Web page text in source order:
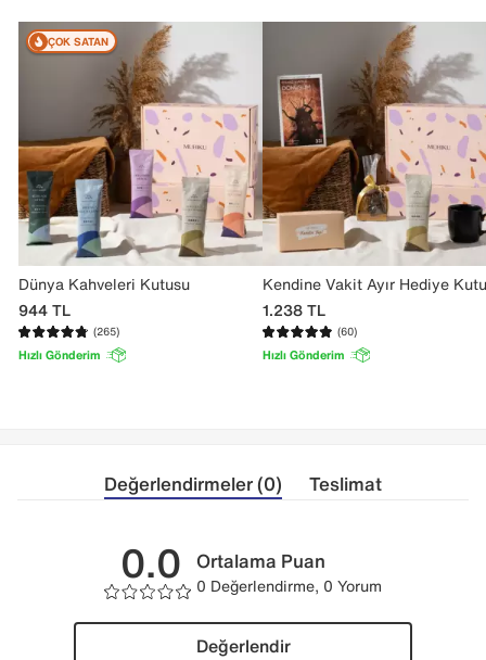
Dünya Kahveleri Kutusu
944TL
(265)
Hızlı Gönderim
ÇOK SATAN
Kendine Vakit Ayır Hediye
1.238TL
(60)
Hızlı Gönderim
Değerlendirmeler (0) Teslimat
0.0 Ortalama Puan
0 Değerlendirme, 0 Yorum
Değerlendir